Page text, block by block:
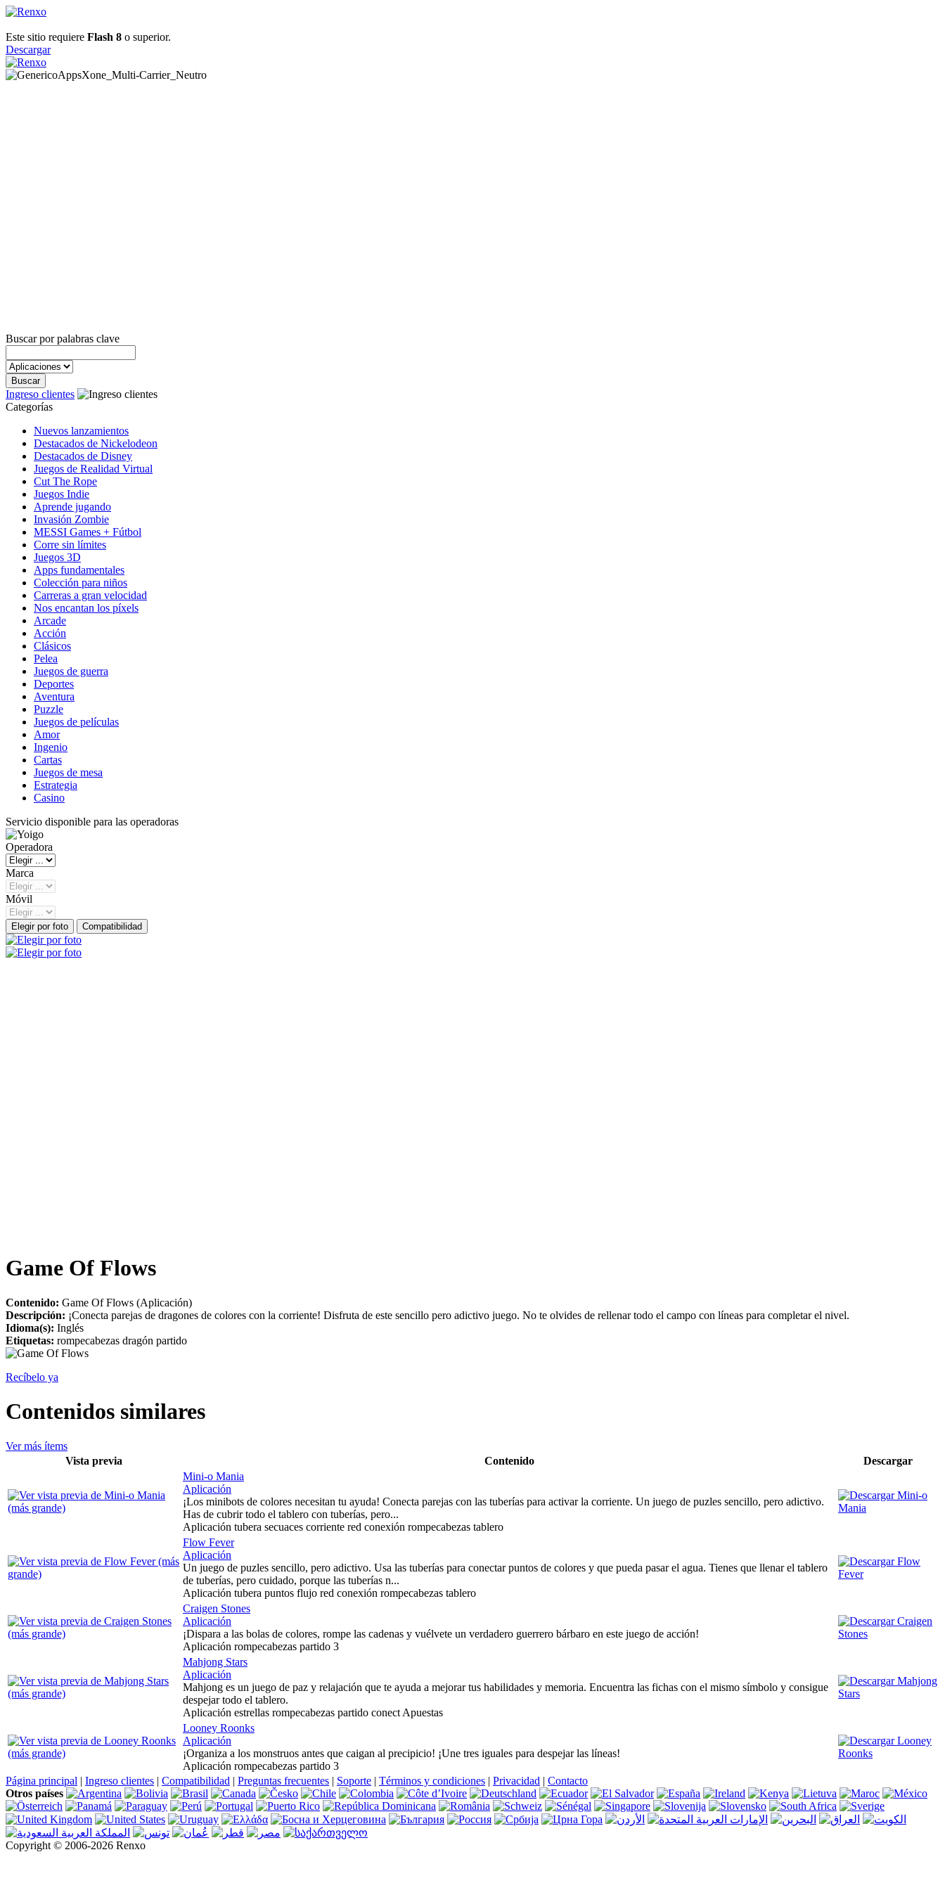
Este sitio requiere Flash 8 o superior.
Descargar
Buscar por palabras clave
Ingreso clientes
Categorías
Nuevos lanzamientos
Destacados de Nickelodeon
Destacados de Disney
Juegos de Realidad Virtual
Cut The Rope
Juegos Indie
Aprende jugando
Invasión Zombie
MESSI Games + Fútbol
Corre sin límites
Juegos 3D
Apps fundamentales
Colección para niños
Carreras a gran velocidad
Nos encantan los píxels
Arcade
Acción
Clásicos
Pelea
Juegos de guerra
Deportes
Aventura
Puzzle
Juegos de películas
Amor
Ingenio
Cartas
Juegos de mesa
Estrategia
Casino
Servicio disponible para las operadoras
Operadora
Marca
Móvil
Game Of Flows
Contenido: Game Of Flows (Aplicación)
Descripción: ¡Conecta parejas de dragones de colores con la corriente! Disfruta de este sencillo pero adictivo juego. No te olvides de rellenar todo el campo con líneas para completar el nivel.
Idioma(s): Inglés
Etiquetas: rompecabezas dragón partido
Recíbelo ya
Contenidos similares
Ver más ítems
Vista previa
Contenido
Descargar
Mini-o Mania
Aplicación
¡Los minibots de colores necesitan tu ayuda! Conecta parejas con las tuberías para activar la corriente. Un juego de puzles sencillo, pero adictivo.
Has de cubrir todo el tablero con tuberías, pero...
Aplicación tubera secuaces corriente red conexión rompecabezas tablero
Flow Fever
Aplicación
Un juego de puzles sencillo, pero adictivo. Usa las tuberías para conectar puntos de colores y que pueda pasar el agua. Tienes que llenar el tablero
de tuberías, pero cuidado, porque las tuberías n...
Aplicación tubera puntos flujo red conexión rompecabezas tablero
Craigen Stones
Aplicación
¡Dispara a las bolas de colores, rompe las cadenas y vuélvete un verdadero guerrero bárbaro en este juego de acción!
Aplicación rompecabezas partido 3
Mahjong Stars
Aplicación
Mahjong es un juego de paz y relajación que te ayuda a mejorar tus habilidades y memoria. Encuentra las fichas con el mismo símbolo y consigue
despejar todo el tablero.
Aplicación estrellas rompecabezas partido conect Apuestas
Looney Roonks
Aplicación
¡Organiza a los monstruos antes que caigan al precipicio! ¡Une tres iguales para despejar las líneas!
Aplicación rompecabezas partido 3
Página principal | Ingreso clientes | Compatibilidad | Preguntas frecuentes | Soporte | Términos y condiciones | Privacidad | Contacto
Otros países
Copyright © 2006-2026 Renxo